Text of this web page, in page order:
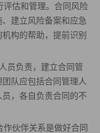
评估和管理。合同风险
建立风险备案和应急
构的帮助，提前识别
员负责，建立合同管
队应包括合同管理人
，各自负责合同的不
作伙伴关系是做好合同